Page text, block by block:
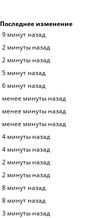
Последнее изменение
9 минут назад
2 минуты назад
2 минуты назад
5 минут назад
6 минут назад
менее минуты назад
менее минуты назад
менее минуты назад
4 минуты назад
4 минуты назад
2 минуты назад
2 минуты назад
8 минут назад
8 минут назад
3 минуты назад